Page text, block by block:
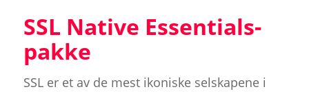
SSL Native Essentials-
pakke
SSL er et av de mest ikoniske selskapene i